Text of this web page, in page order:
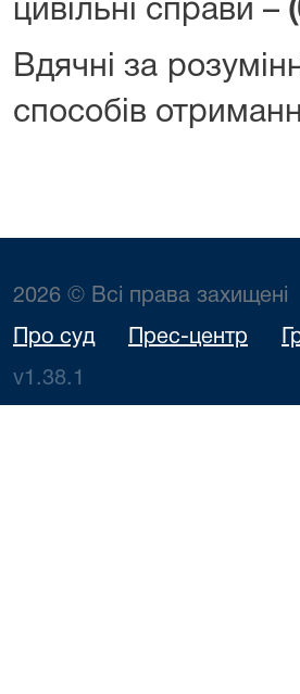
цивільні справи –
Вдячні за
способів
2026 © Всі права захищені
Про суд Прес-центр
v1.38.1